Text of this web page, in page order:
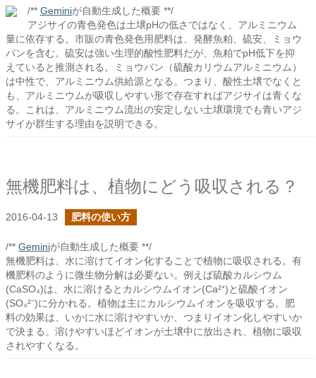
/** Geminiが自動生成した概要 **/
アジサイの青色発色は土壌pHの低さではなく、アルミニウム
量に依存する。市販の青色発色用肥料は、発酵魚粕、硫安、ミョウ
バンを含む。硫安は強い生理的酸性肥料だが、魚粕でpH低下を抑
えていると推測される。ミョウバン（硫酸カリウムアルミニウム）
は中性で、アルミニウム供給源となる。つまり、酸性土壌でなくと
も、アルミニウムが吸収しやすい形で存在すればアジサイは青くな
る。これは、アルミニウム流出の安定しない土壌環境でも青いアジ
サイが群生する理由を説明できる。
無機肥料は、植物にどう吸収される？
2016-04-13 肥料の使い方
/** Geminiが自動生成した概要 **/
無機肥料は、水に溶けてイオン化することで植物に吸収される。有
機肥料のように微生物分解は必要ない。例えば硫酸カルシウム
(CaSO₄)は、水に溶けるとカルシウムイオン(Ca²⁺)と硫酸イオン
(SO₄²⁻)に分かれる。植物は主にカルシウムイオンを吸収する。肥
料の効果は、いかに水に溶けやすいか、つまりイオン化しやすいか
で決まる。溶けやすいほどイオンが土壌中に放出され、植物に吸収
されやすくなる。